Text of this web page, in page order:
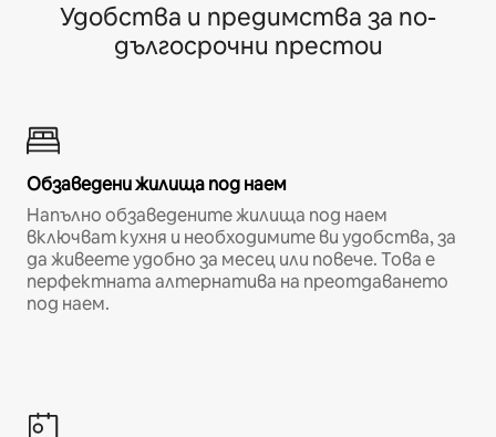
Удобства и предимства за по-
дългосрочни престои
Обзаведени жилища под наем
Напълно обзаведените жилища под наем
включват кухня и необходимите ви удобства, за
да живеете удобно за месец или повече. Това е
перфектната алтернатива на преотдаването
под наем.